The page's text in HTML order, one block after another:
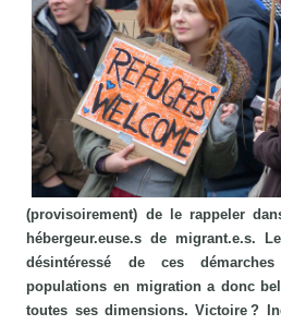
(provisoirement) de le rappeler
hébergeur.euse.s de migrant.e.s.
désintéressé de ces
populations en migration a donc
toutes ses dimensions. Victoire ?